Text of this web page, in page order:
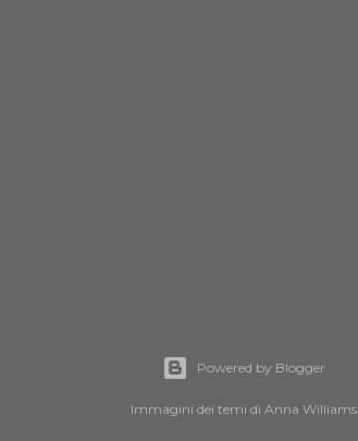
Powered by Blogger
Immagini dei temi di Anna Williams